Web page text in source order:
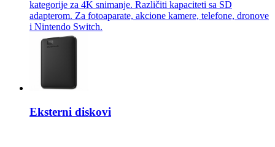
kategorije za 4K snimanje. Različiti kapaciteti sa SD
adapterom. Za fotoaparate, akcione kamere, telefone, dronove
i Nintendo Switch.
Eksterni diskovi